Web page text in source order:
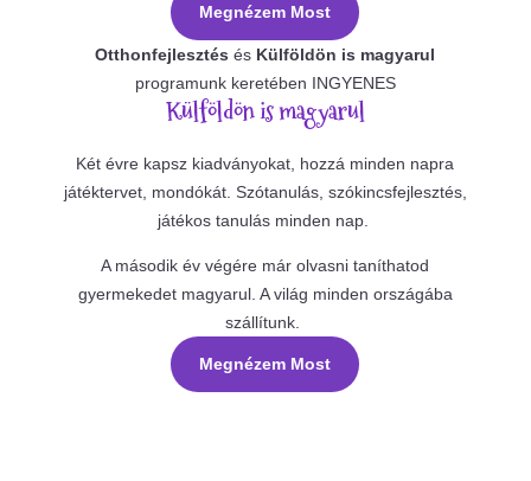
Megnézem Most
Otthonfejlesztés és Külföldön is magyarul
programunk keretében INGYENES
Külföldön is magyarul
Két évre kapsz kiadványokat, hozzá minden napra
játéktervet, mondókát. Szótanulás, szókincsfejlesztés,
játékos tanulás minden nap.
A második év végére már olvasni taníthatod
gyermekedet magyarul. A világ minden országába
szállítunk.
Megnézem Most